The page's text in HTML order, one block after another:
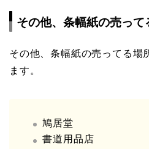
その他、条幅紙の売って
その他、条幅紙の売ってる場
ます。
鳩居堂
書道用品店